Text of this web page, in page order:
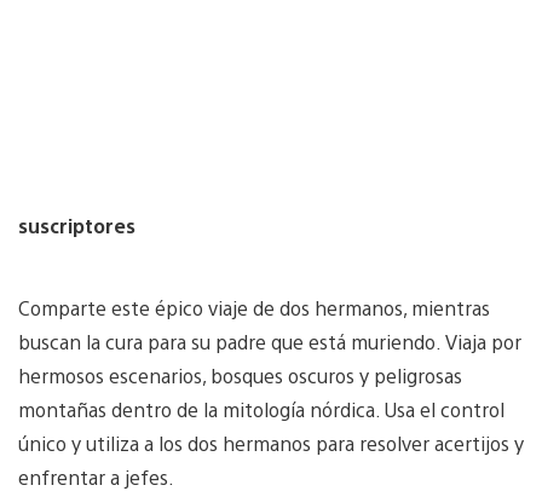
suscriptores
Comparte este épico viaje de dos hermanos, mientras
buscan la cura para su padre que está muriendo. Viaja por
hermosos escenarios, bosques oscuros y peligrosas
montañas dentro de la mitología nórdica. Usa el control
único y utiliza a los dos hermanos para resolver acertijos y
enfrentar a jefes.